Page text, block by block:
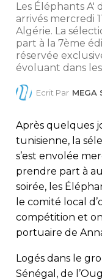
Les Éléphants A'
arrivés mercredi
Algérie. La
part à la 7ème
réservée
évoluant dans
Ecrit Par MEGA
Après quelques
tunisienne, la
s’est envolée
prendre part à
soirée, les
le comité local
compétition et
portuaire de
Logés dans le
Sénégal, de